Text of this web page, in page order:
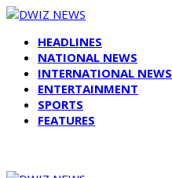
HEADLINES
NATIONAL NEWS
INTERNATIONAL NEWS
ENTERTAINMENT
SPORTS
FEATURES